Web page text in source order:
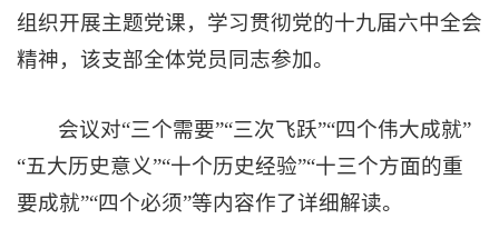
组织开展主题党课，学习贯彻党的十九届六中全会
精神，该支部全体党员同志参加。
会议对“三个需要”“三次飞跃”“四个伟大成就”
“五大历史意义”“十个历史经验”“十三个方面的重
要成就”“四个必须”等内容作了详细解读。